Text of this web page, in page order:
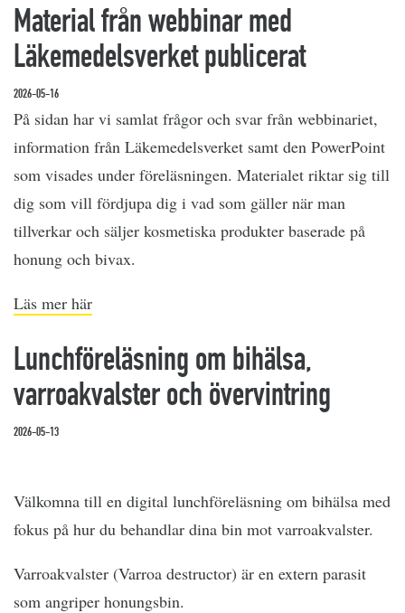
Material från webbinar med
Läkemedelsverket publicerat
2026-05-16
På sidan har vi samlat frågor och svar från webbinariet,
information från Läkemedelsverket samt den PowerPoint
som visades under föreläsningen. Materialet riktar sig till
dig som vill fördjupa dig i vad som gäller när man
tillverkar och säljer kosmetiska produkter baserade på
honung och bivax.
Läs mer här
Lunchföreläsning om bihälsa,
varroakvalster och övervintring
2026-05-13
Välkomna till en digital lunchföreläsning om bihälsa med
fokus på hur du behandlar dina bin mot varroakvalster.
Varroakvalster (Varroa destructor) är en extern parasit
som angriper honungsbin.